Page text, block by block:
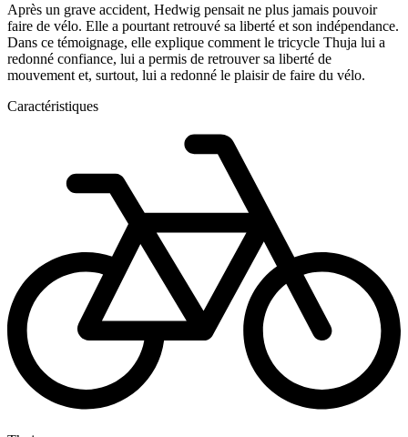
Après un grave accident, Hedwig pensait ne plus jamais pouvoir
faire de vélo. Elle a pourtant retrouvé sa liberté et son indépendance.
Dans ce témoignage, elle explique comment le tricycle Thuja lui a
redonné confiance, lui a permis de retrouver sa liberté de
mouvement et, surtout, lui a redonné le plaisir de faire du vélo.
Caractéristiques